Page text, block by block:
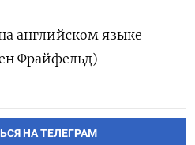
английском языке
Фрайфельд)
НА ТЕЛЕГРАМ